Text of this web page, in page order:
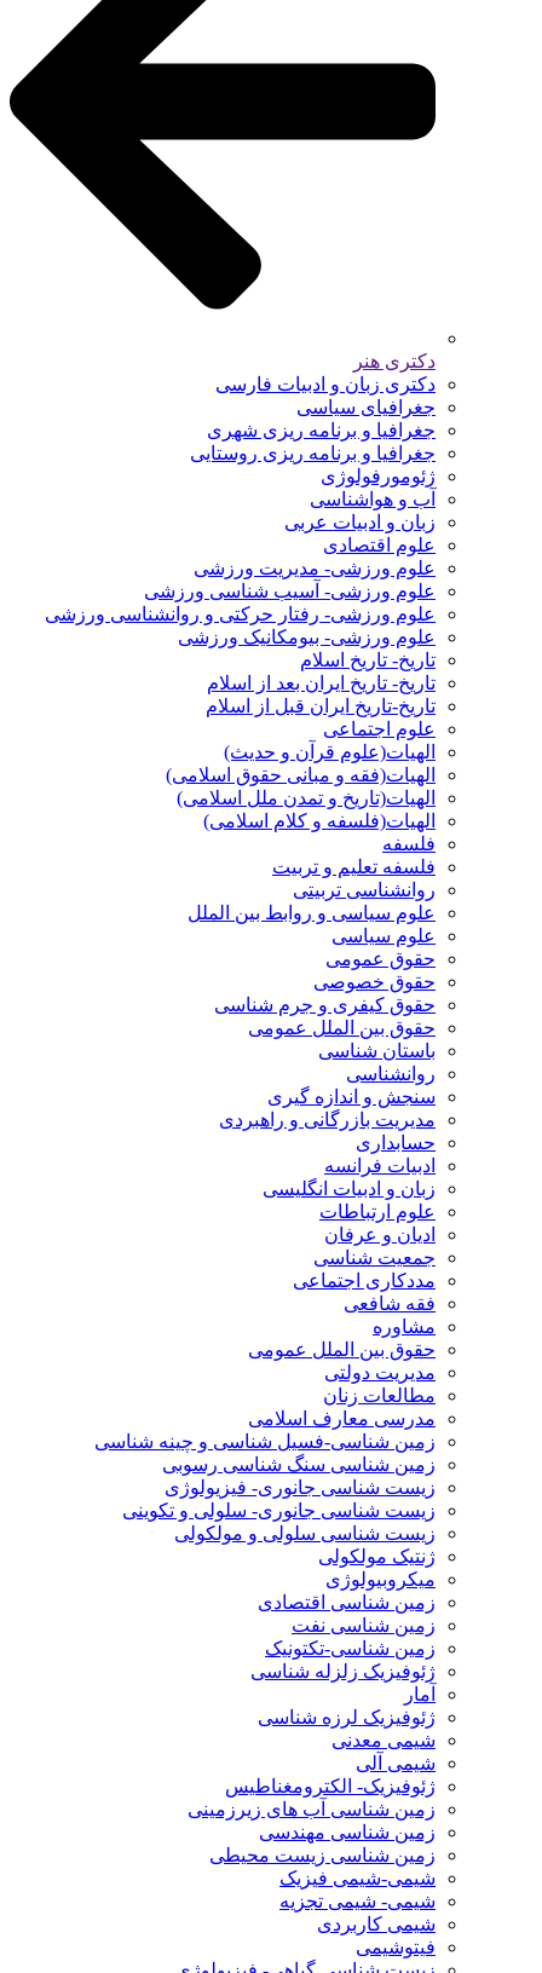
دکتری هنر
دکتری زبان و ادبیات فارسی
جغرافیای سیاسی
جغرافیا و برنامه ریزی شهری
جغرافیا و برنامه ریزی روستایی
ژئومورفولوژی
آب و هواشناسی
زبان و ادبیات عربی
علوم اقتصادی
علوم ورزشی- مدیریت ورزشی
علوم ورزشی- آسیب شناسی ورزشی
علوم ورزشی- رفتار حرکتی و روانشناسی ورزشی
علوم ورزشی- بیومکانیک ورزشی
تاریخ- تاریخ اسلام
تاریخ- تاریخ ایران بعد از اسلام
تاریخ-تاریخ ایران قبل از اسلام
علوم اجتماعی
الهیات(علوم قرآن و حدیث)
الهیات(فقه و مبانی حقوق اسلامی)
الهیات(تاریخ و تمدن ملل اسلامی)
الهیات(فلسفه و کلام اسلامی)
فلسفه
فلسفه تعلیم و تربیت
روانشناسی تربیتی
علوم سیاسی و روابط بین الملل
علوم سیاسی
حقوق عمومی
حقوق خصوصی
حقوق کیفری و جرم شناسی
حقوق بین الملل عمومی
باستان شناسی
روانشناسی
سنجش و اندازه گیری
مدیریت بازرگانی و راهبردی
حسابداری
ادبیات فرانسه
زبان و ادبیات انگلیسی
علوم ارتباطات
ادیان و عرفان
جمعیت شناسی
مددکاری اجتماعی
فقه شافعی
مشاوره
حقوق بین الملل عمومی
مدیریت دولتی
مطالعات زنان
مدرسی معارف اسلامی
زمین شناسی-فسیل شناسی و چینه شناسی
زمین شناسی سنگ شناسی رسوبی
زیست شناسی جانوری- فیزیولوژی
زیست شناسی جانوری- سلولی و تکوینی
زیست شناسی سلولی و مولکولی
ژنتیک مولکولی
میکروبیولوژی
زمین شناسی اقتصادی
زمین شناسی نفت
زمین شناسی-تکتونیک
ژئوفیزیک زلزله شناسی
آمار
ژئوفیزیک لرزه شناسی
شیمی معدنی
شیمی آلی
ژئوفیزیک- الکترومغناطیس
زمین شناسی آب های زیرزمینی
زمین شناسی مهندسی
زمین شناسی زیست محیطی
شیمی-شیمی فیزیک
شیمی- شیمی تجزیه
شیمی کاربردی
فیتوشیمی